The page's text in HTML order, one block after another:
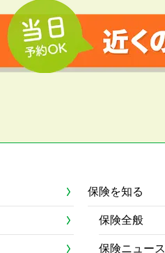
保険を知る
保険全般
保険ニュース